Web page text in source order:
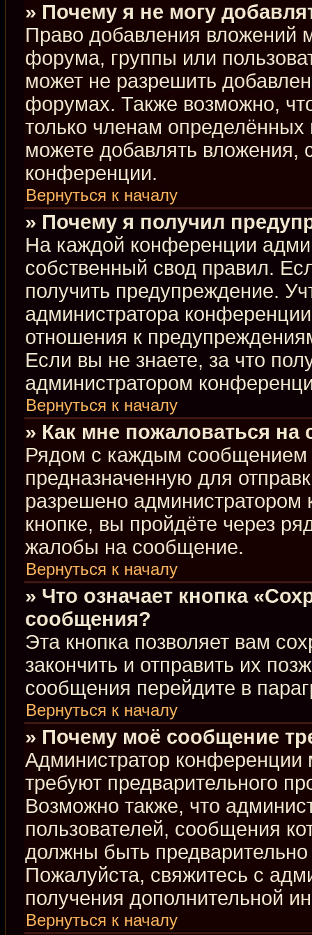
» Почему я не могу
Право добавления вложений
форума, группы или
может не разрешить
форумах. Также возможно,
только членам
можете добавлять вложения,
конференции.
Вернуться к началу
» Почему я получил
На каждой конференции
собственный свод правил.
получить предупреждение.
администратора
отношения к
Если вы не знаете, за что
администратором
Вернуться к началу
» Как мне пожаловаться
Рядом с каждым сообщением
предназначенную для
разрешено
кнопке, вы пройдёте через
жалобы на сообщение.
Вернуться к началу
» Что означает кнопка
сообщения?
Эта кнопка позволяет вам
закончить и отправить их
сообщения перейдите в
Вернуться к началу
» Почему моё сообщение
Администратор
требуют предварительного
Возможно также, что
пользователей, сообщения
должны быть
Пожалуйста, свяжитесь с
получения дополнительной
Вернуться к началу